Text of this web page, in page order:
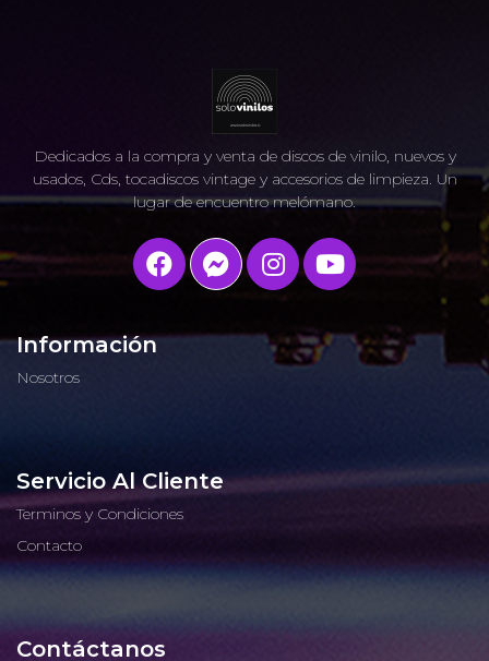
Dedicados a la compra y venta de discos de vinilo, nuevos y
usados, Cds, tocadiscos vintage y accesorios de limpieza. Un
lugar de encuentro melómano.
Información
Nosotros
Servicio Al Cliente
Terminos y Condiciones
Contacto
Contáctanos